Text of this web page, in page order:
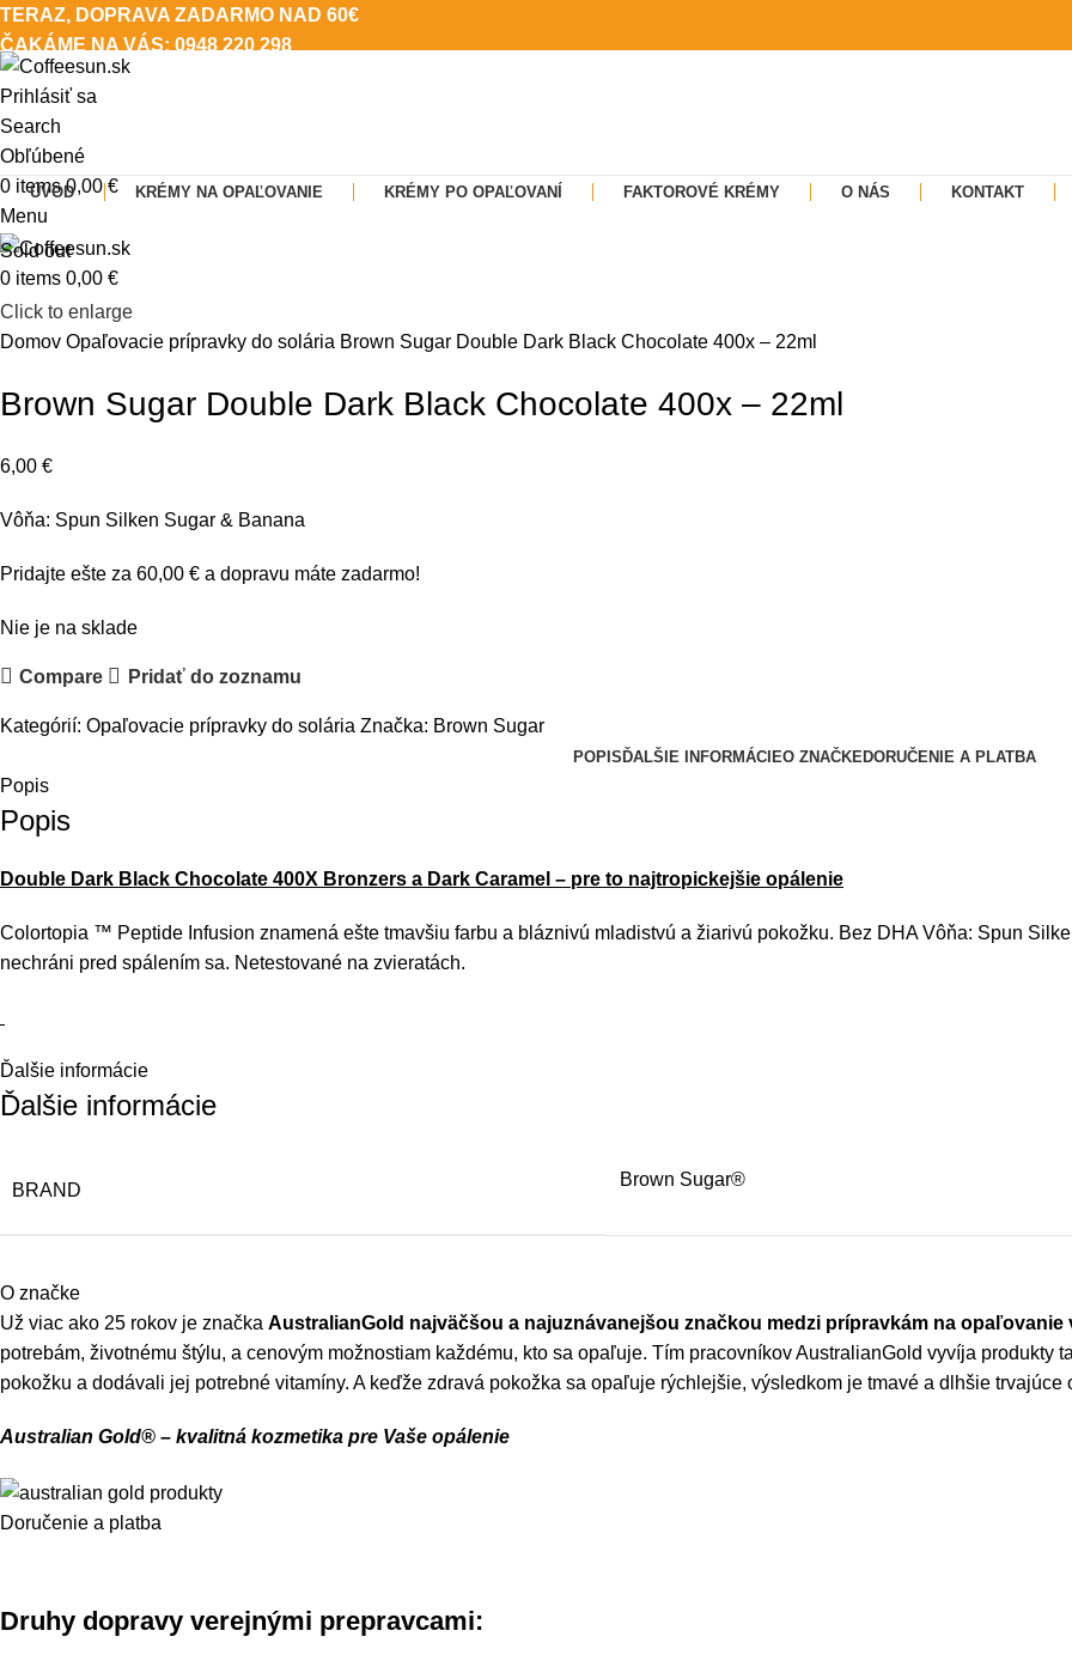
TERAZ, DOPRAVA ZADARMO NAD 60€
ČAKÁME NA VÁS: 0948 220 298
ČAKÁME NA VÁS:
Prihlásiť sa
Search
Obľúbené
0 items 0,00€
Menu
0 items 0,00 €
ÚVOD KRÉMY NA OPAĽOVANIE KRÉMY PO OPAĽOVANÍ FAKTOROVÉ KRÉMY O NÁS KONTAKT
Sold out
Click to enlarge
Domov Opaľovacie prípravky do solária Brown Sugar Double Dark Black Chocolate 400x – 22ml
Brown Sugar Double Dark Black Chocolate 400x – 22ml
6,00 €
Vôňa: Spun Silken Sugar & Banana
Pridajte ešte za 60,00 € a dopravu máte zadarmo!
Nie je na sklade
Compare Pridať do zoznamu
Kategórií: Opaľovacie prípravky do solária Značka: Brown Sugar
POPIS ĎALŠIE INFORMÁCIEO ZNAČKEDORUČENIE A PLATBA
Popis
Popis
Double Dark Black Chocolate 400X Bronzers a Dark Caramel – pre to najtropickejšie opálenie
Colortopia ™ Peptide Infusion znamená ešte tmavšiu farbu a bláznivú mladistvú a žiarivú pokožku. Bez DHA Vôňa: Spun
nechráni pred spálením sa. Netestované na zvieratách.
Ďalšie informácie
Ďalšie informácie
BRAND
Brown Sugar®
O značke
Už viac ako 25 rokov je značka AustralianGold najväčšou a najuznávanejšou značkou medzi prípravkám na opaľovanie
potrebám, životnému štýlu, a cenovým možnostiam každému, kto sa opaľuje. Tím pracovníkov AustralianGold vyvíja produkty
pokožku a dodávali jej potrebné vitamíny. A keďže zdravá pokožka sa opaľuje rýchlejšie, výsledkom je tmavé a dlhšie trvajúce
Australian Gold® – kvalitná kozmetika pre Vaše opálenie
Doručenie a platba
Druhy dopravy verejnými prepravcami: